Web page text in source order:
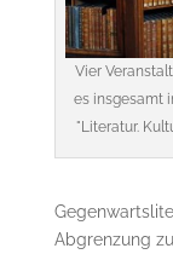
Vier
es insgesamt
"Literatur.
Abgrenzung